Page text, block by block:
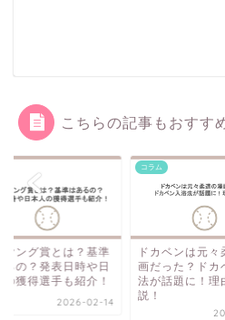
こちらの記事もおすす
ヤング賞とは？基準
るの？発表日時や日
の獲得選手も紹介！
2026-02-14
コラム
ドカベンは元々
画だった？ドカ
法が話題に！理
説！